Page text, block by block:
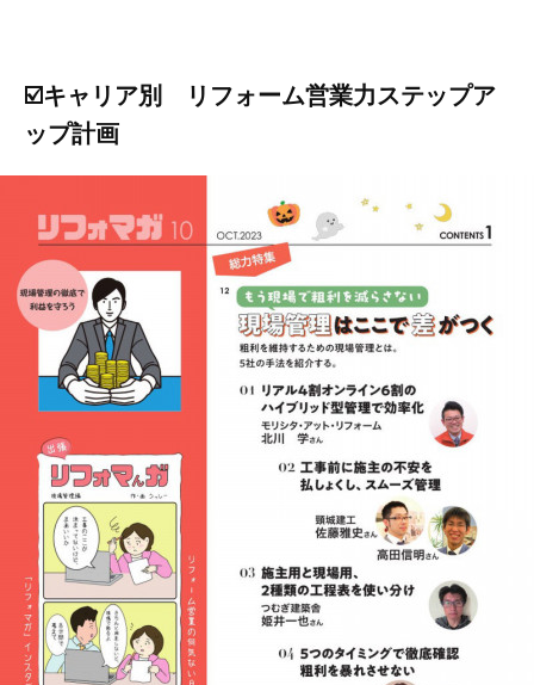
☑️キャリア別 リフォーム営業力ステップア
ップ計画